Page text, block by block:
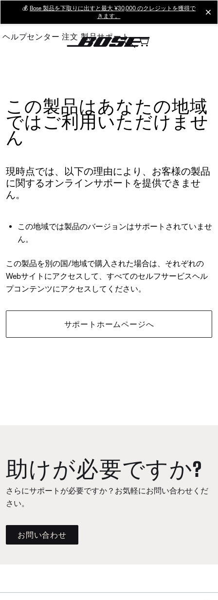
Main
💰 Bose 製品を下取りに出すと最大 ¥30,000 のクレジットを獲得で
きます。
ヘルプセンター 注文 製品サポート
この製品はあなたの地域
ではご利用いただけませ
ん
現時点では、以下の理由により、お客様の製品
に関するオンラインサポートを提供できませ
ん。
この地域では製品のバージョンはサポートされていませ
ん。
この製品を別の国/地域で購入された場合は、それぞれの
Webサイトにアクセスして、すべてのセルフサービスヘル
プコンテンツにアクセスしてください。
サポートホームページへ
助けが必要ですか?
さらにサポートが必要ですか？お気軽にお問い合わせくだ
さい。
お問い合わせ